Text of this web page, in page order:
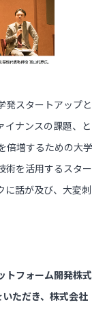
発スタートアップと
イナンスの課題、と
倍増するための大学
術を活用するスター
に話が及び、大変刺
トフォーム開発株式
ただき、株式会社